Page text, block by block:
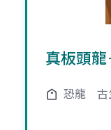
真板頭
恐龍 古